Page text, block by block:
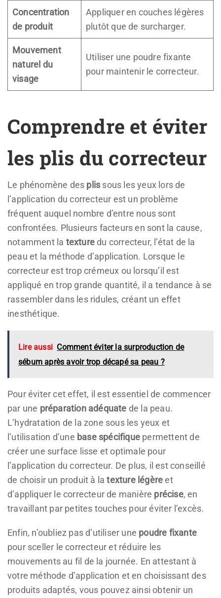
Concentration
de produit
Appliquer en couches légères
plutôt que de surcharger.
Mouvement
naturel du
visage
Utiliser une poudre fixante
pour maintenir le correcteur.
Comprendre et éviter
les plis du correcteur
Le phénomène des plis sous les yeux lors de
l’application du correcteur est un problème
fréquent auquel nombre d’entre nous sont
confrontées. Plusieurs facteurs en sont la cause,
notamment la texture du correcteur, l’état de la
peau et la méthode d’application. Lorsque le
correcteur est trop crémeux ou lorsqu’il est
appliqué en trop grande quantité, il a tendance à se
rassembler dans les ridules, créant un effet
inesthétique.
Lire aussi Comment éviter la surproduction de
sébum après avoir trop décapé sa peau ?
Pour éviter cet effet, il est essentiel de commencer
par une préparation adéquate de la peau.
L’hydratation de la zone sous les yeux et
l’utilisation d’une base spécifique permettent de
créer une surface lisse et optimale pour
l’application du correcteur. De plus, il est conseillé
de choisir un produit à latexture légèreet
d’appliquer le correcteur de manière précise, en
travaillant par petites touches pour éviter l’excès.
Enfin, n’oubliez pas d’utiliser une poudre fixante
pour sceller le correcteur et réduire les
mouvements au fil de la journée. En attestant à
votre méthode d’application et en choisissant des
produits adaptés, vous pouvez ainsi obtenir un